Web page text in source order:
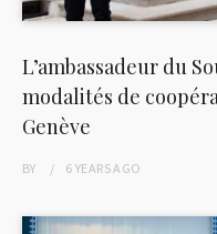
L’ambassadeur du
modalités de
Genève
BY 6 YEARSAGO